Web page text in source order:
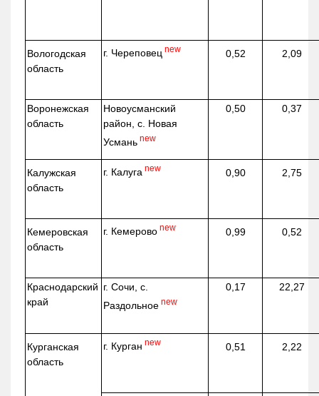
Вологодская
область
г. Череповец new 0,52 2,09
Воронежская
область
Новоусманский
район, с. Новая
Усмань new
0,50 0,37
Калужская
область
г. Калуга new 0,90 2,75
Кемеровская
область
г. Кемерово new 0,99 0,52
Краснодарский
край
г. Сочи, с.
Раздольное new
0,17 22,27
Курганская
область
г. Курган new 0,51 2,22